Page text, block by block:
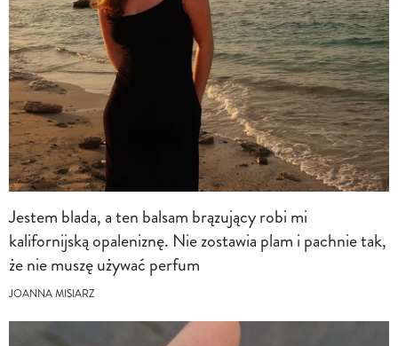
Jestem blada, a ten balsam brązujący robi mi
kalifornijską opaleniznę. Nie zostawia plam i pachnie tak,
że nie muszę używać perfum
JOANNA MISIARZ